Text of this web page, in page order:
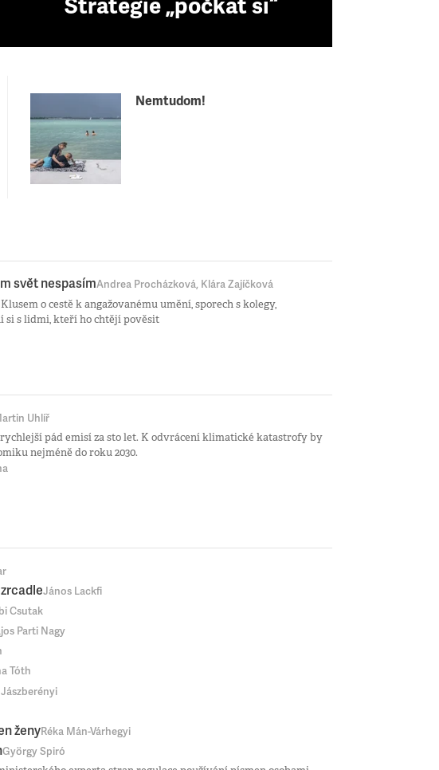
Strategie „počkat si“
Nemtudom!
svět nespasímAndrea Procházková, Klára Zajíčková
o cestě k angažovanému umění, sporech s kolegy,
si s lidmi, kteří ho chtějí pověsit
Uhlíř
pád emisí za sto let. K odvrácení klimatické katastrofy by
nejméně do roku 2030.
János Lackfi
Csutak
Parti Nagy
Tóth
ženyRéka Mán-Várhegyi
György Spiró